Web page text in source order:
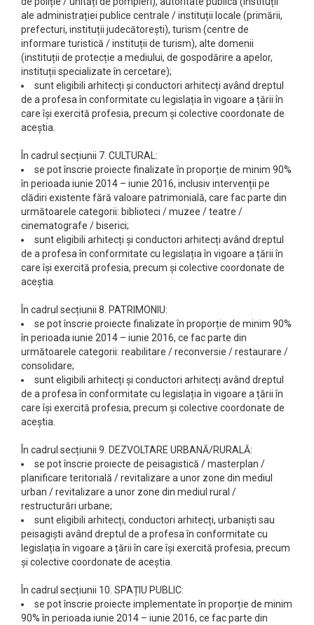
ale administrației publice centrale / instituții locale (primării,
prefecturi, instituții judecătorești), turism (centre de
informare turistică / instituții de turism), alte domenii
(instituții de protecție a mediului, de gospodărire a apelor,
instituții specializate în cercetare);
sunt eligibili arhitecți și conductori arhitecți având dreptul
de a profesa în conformitate cu legislația în vigoare a țării în
care își exercită profesia, precum și colective coordonate de
aceștia.
În cadrul secțiunii 7. CULTURAL:
se pot înscrie proiecte finalizate în proporție de minim 90%
în perioada iunie 2014 – iunie 2016, inclusiv intervenții pe
clădiri existente fără valoare patrimonială, care fac parte din
următoarele categorii: biblioteci / muzee / teatre /
cinematografe / biserici;
sunt eligibili arhitecți și conductori arhitecți având dreptul
de a profesa în conformitate cu legislația în vigoare a țării în
care își exercită profesia, precum și colective coordonate de
aceștia.
În cadrul secțiunii 8. PATRIMONIU:
se pot înscrie proiecte finalizate în proporție de minim 90%
în perioada iunie 2014 – iunie 2016, ce fac parte din
următoarele categorii: reabilitare / reconversie / restaurare /
consolidare;
sunt eligibili arhitecți și conductori arhitecți având dreptul
de a profesa în conformitate cu legislația în vigoare a țării în
care își exercită profesia, precum și colective coordonate de
aceștia.
În cadrul secțiunii 9. DEZVOLTARE URBANĂ/RURALĂ:
se pot înscrie proiecte de peisagistică / masterplan /
planificare teritorială / revitalizare a unor zone din mediul
urban / revitalizare a unor zone din mediul rural /
restructurări urbane;
sunt eligibili arhitecți, conductori arhitecți, urbaniști sau
peisagiști având dreptul de a profesa în conformitate cu
legislația în vigoare a țării în care își exercită profesia, precum
și colective coordonate de aceștia.
În cadrul secțiunii 10. SPAȚIU PUBLIC:
se pot înscrie proiecte implementate în proporție de minim
90% în perioada iunie 2014 – iunie 2016, ce fac parte din